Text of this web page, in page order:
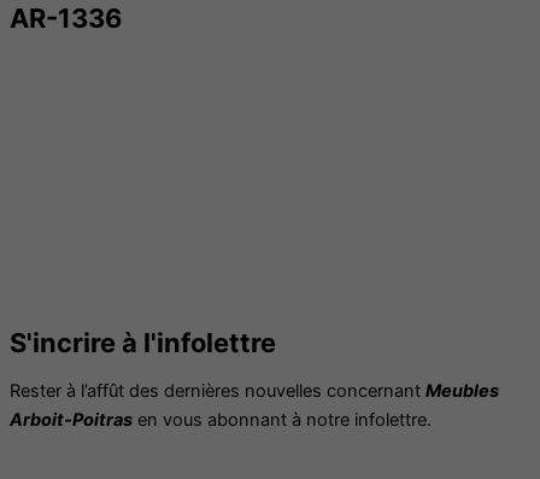
AR-1336
S'incrire à l'infolettre
Rester à l’affût des dernières nouvelles concernant Meubles
Arboit-Poitras en vous abonnant à notre infolettre.